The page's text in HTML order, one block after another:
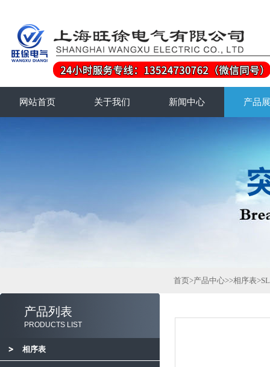
网站首页 关于我们 新闻中心 产品
产品列表
PRODUCTS LIST
相序表
首页>产品中心>>相序表